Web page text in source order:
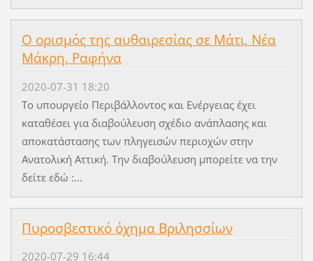
Ο ορισμός της αυθαιρεσίας σε Μάτι, Νέα
Μάκρη, Ραφήνα
2020-07-31 18:20
Το υπουργείο Περιβάλλοντος και Ενέργειας έχει
καταθέσει για διαβούλευση σχέδιο ανάπλασης και
αποκατάστασης των πληγεισών περιοχών στην
Ανατολική Αττική. Την διαβούλευση μπορείτε να την
δείτε εδώ :...
Πυροσβεστικό όχημα Βριλησσίων
2020-07-29 16:44